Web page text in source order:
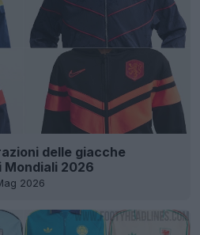
delle giacche
Mondiali 2026
2026